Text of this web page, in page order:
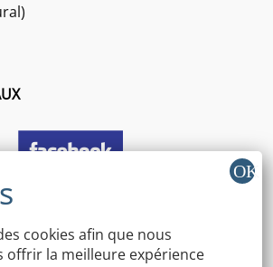
cookies afin que nous
offrir la meilleure expérience